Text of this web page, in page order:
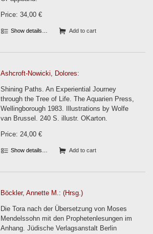
Price: 34,00 €
Show details… Add to cart
Ashcroft-Nowicki, Dolores:
Shining Paths. An Experiential Journey
through the Tree of Life. The Aquarien Press,
Wellingborough 1983. Illustrations by Wolfe
van Brussel. 240 S. illustr. OKarton.
Price: 24,00 €
Show details… Add to cart
Böckler, Annette M.: (Hrsg.)
Die Tora nach der Übersetzung von Moses
Mendelssohn mit den Prophetenlesungen im
Anhang. Jüdische Verlagsanstalt Berlin